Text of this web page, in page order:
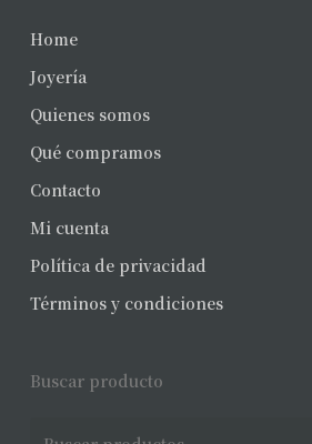
Home
Joyería
Quienes somos
Qué compramos
Contacto
Mi cuenta
Política de privacidad
Términos y condiciones
Buscar producto